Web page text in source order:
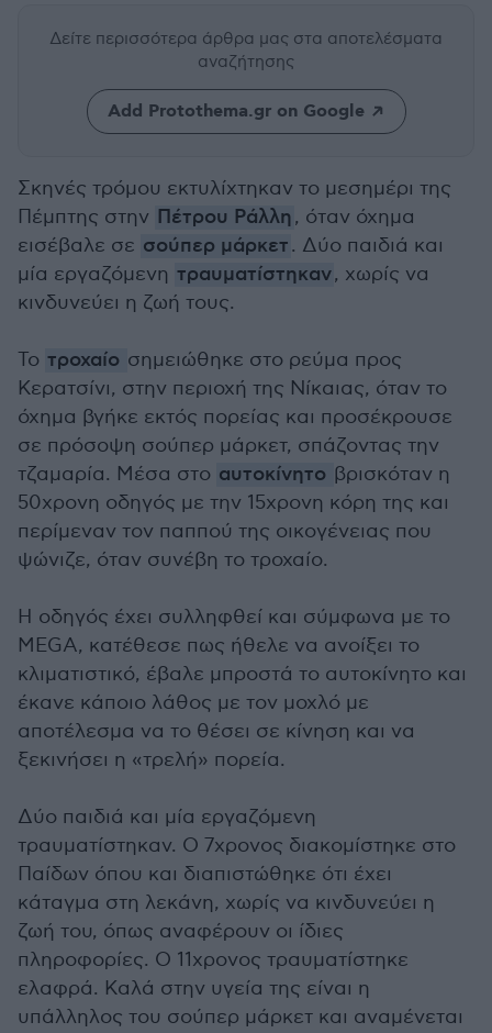
Δείτε περισσότερα άρθρα μας στα αποτελέσματα
αναζήτησης
Add Protothema.gr on Google
Σκηνές τρόμου εκτυλίχτηκαν το μεσημέρι της
Πέμπτης στην Πέτρου Ράλλη, όταν όχημα
εισέβαλε σε σούπερ μάρκετ. Δύο παιδιά και
μία εργαζόμενη τραυματίστηκαν, χωρίς να
κινδυνεύει η ζωή τους.
Το τροχαίο σημειώθηκε στο ρεύμα προς
Κερατσίνι, στην περιοχή της Νίκαιας, όταν το
όχημα βγήκε εκτός πορείας και προσέκρουσε
σε πρόσοψη σούπερ μάρκετ, σπάζοντας την
τζαμαρία. Μέσα στο αυτοκίνητο βρισκόταν η
50χρονη οδηγός με την 15χρονη κόρη της και
περίμεναν τον παππού της οικογένειας που
ψώνιζε, όταν συνέβη το τροχαίο.
Η οδηγός έχει συλληφθεί και σύμφωνα με το
MEGA, κατέθεσε πως ήθελε να ανοίξει το
κλιματιστικό, έβαλε μπροστά το αυτοκίνητο και
έκανε κάποιο λάθος με τον μοχλό με
αποτέλεσμα να το θέσει σε κίνηση και να
ξεκινήσει η «τρελή» πορεία.
Δύο παιδιά και μία εργαζόμενη
τραυματίστηκαν. Ο 7χρονος διακομίστηκε στο
Παίδων όπου και διαπιστώθηκε ότι έχει
κάταγμα στη λεκάνη, χωρίς να κινδυνεύει η
ζωή του, όπως αναφέρουν οι ίδιες
πληροφορίες. Ο 11χρονος τραυματίστηκε
ελαφρά. Καλά στην υγεία της είναι η
υπάλληλος του σούπερ μάρκετ και αναμένεται